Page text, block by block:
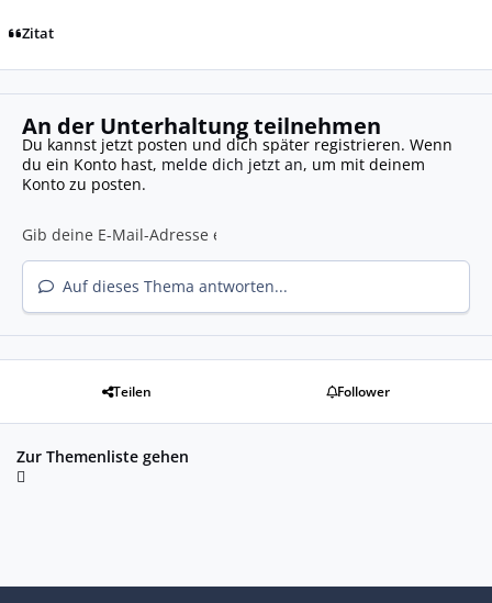
Zitat
An der Unterhaltung teilnehmen
Du kannst jetzt posten und dich später registrieren. Wenn
du ein Konto hast, melde dich jetzt an, um mit deinem
Konto zu posten.
Auf dieses Thema antworten...
Teilen Follower
Zur Themenliste gehen